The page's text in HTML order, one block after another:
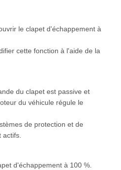
le clapet d'échappement à
cette fonction à l'aide de la
du clapet est passive et
du véhicule régule le
de protection et de
d'échappement à 100 %.